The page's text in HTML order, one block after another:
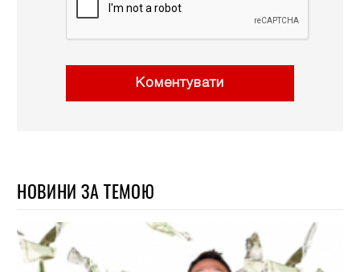
Коментувати
НОВИНИ ЗА ТЕМОЮ